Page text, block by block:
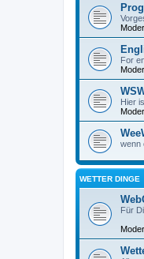
For
Hier
wenn
WETTER DINGE
Für